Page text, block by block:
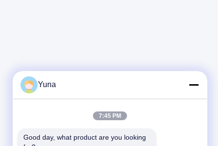
Yuna
7:45 PM
Good day, what product are you looking